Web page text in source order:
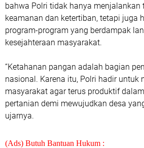
bahwa Polri tidak hanya menjalankan
keamanan dan ketertiban, tetapi juga
program-program yang berdampak
kesejahteraan masyarakat.
“Ketahanan pangan adalah bagian
nasional. Karena itu, Polri hadir untuk
masyarakat agar terus produktif
pertanian demi mewujudkan desa
ujarnya.
(Ads) Butuh Bantuan Hukum :